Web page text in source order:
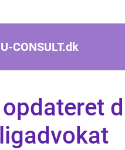
CONSULT.dk
opdateret